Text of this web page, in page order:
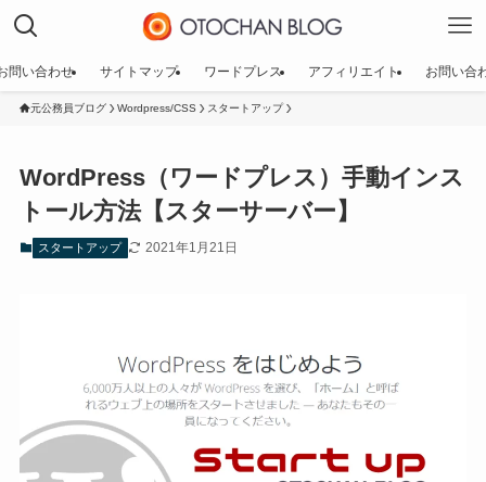
問い合わせ サイトマップ ワードプレス アフィリエイト お問い合
元公務員ブログ Wordpress/CSS スタートアップ
WordPress（ワードプレス）手動インス
トール方法【スターサーバー】
スタートアップ 2021年1月21日